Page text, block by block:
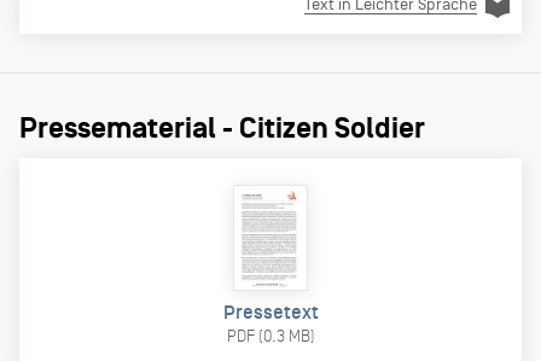
Text in Leichter Sprache
Pressematerial - Citizen Soldier
Pressetext
PDF (0.3 MB)